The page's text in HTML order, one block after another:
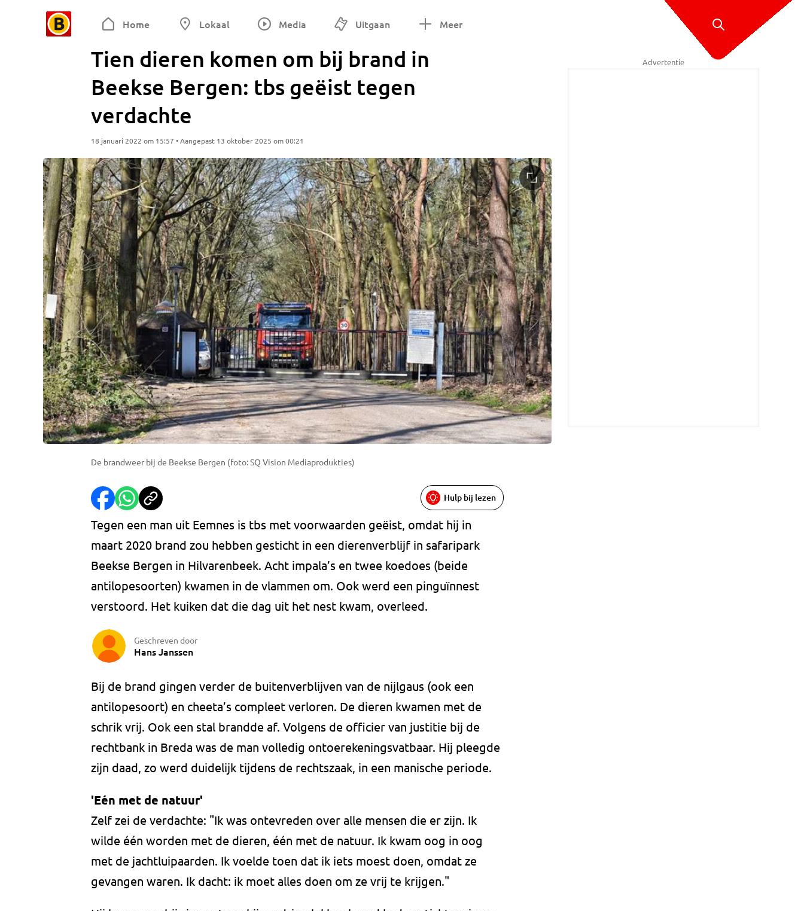
Home Lokaal Media Uitgaan Meer
Tien dieren komen om bij brand in
Beekse Bergen: tbs geëist tegen
verdachte
18 januari 2022 om 15:57 • Aangepast 13 oktober 2025 om 00:21
De brandweer bij de Beekse Bergen (foto: SQ Vision Mediaprodukties)
Hulp bij lezen
Tegen een man uit Eemnes is tbs met voorwaarden geëist, omdat hij in
maart 2020 brand zou hebben gesticht in een dierenverblijf in safaripark
Beekse Bergen in Hilvarenbeek. Acht impala’s en twee koedoes (beide
antilopesoorten) kwamen in de vlammen om. Ook werd een pinguïnnest
verstoord. Het kuiken dat die dag uit het nest kwam, overleed.
Geschreven door
Hans Janssen
Bij de brand gingen verder de buitenverblijven van de nijlgaus (ook een
antilopesoort) en cheeta’s compleet verloren. De dieren kwamen met de
schrik vrij. Ook een stal brandde af. Volgens de officier van justitie bij de
rechtbank in Breda was de man volledig ontoerekeningsvatbaar. Hij pleegde
zijn daad, zo werd duidelijk tijdens de rechtszaak, in een manische periode.
'Eén met de natuur'
Zelf zei de verdachte: "Ik was ontevreden over alle mensen die er zijn. Ik
wilde één worden met de dieren, één met de natuur. Ik kwam oog in oog
met de jachtluipaarden. Ik voelde toen dat ik iets moest doen, omdat ze
gevangen waren. Ik dacht: ik moet alles doen om ze vrij te krijgen."
Advertentie